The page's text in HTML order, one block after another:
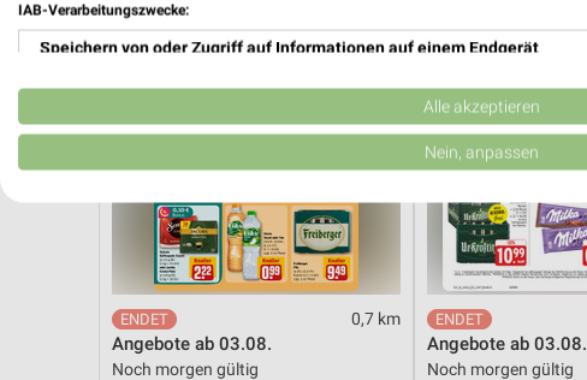
0,7 km
Angebote ab 03.08.
Noch morgen gültig
Angebote ab 03.08.
Noch morgen gültig
IAB-Verarbeitungszwecke:
Speichern von oder Zugriff auf Informationen auf einem Endgerät
Verwendung reduzierter Daten zur Auswahl von Werbeanzeigen
Erstellung von Profilen für personalisierte Werbung
Erstellung von Profilen zur Personalisierung von Inhalten
Verwendung von Profilen zur Auswahl personalisierter Inhalte
Messung der Werbeleistung
Alle akzeptieren
Nein, anpassen